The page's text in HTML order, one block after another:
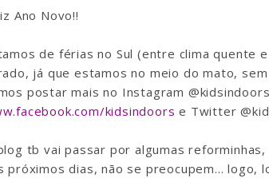
Ano Novo!!
de férias no Sul (entre clima quente
já que estamos no meio do mato,
postar mais no Instagram
kidsindoors e Twitter
tb vai passar por algumas
próximos dias, não se preocupem... logo,